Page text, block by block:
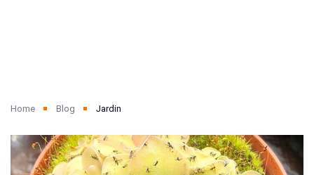
Home Blog Jardin